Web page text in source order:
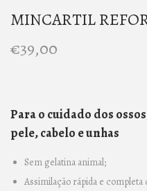
MINCARTIL
€39,00
Para o cuidado dos
pele, cabelo e unhas
Sem gelatina animal;
Assimilação rápida e